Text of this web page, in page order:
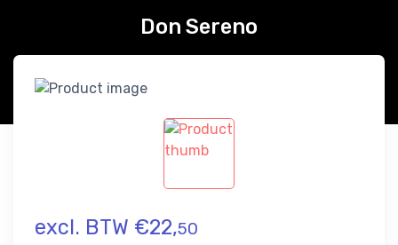
Don Sereno
excl. BTW €22,50